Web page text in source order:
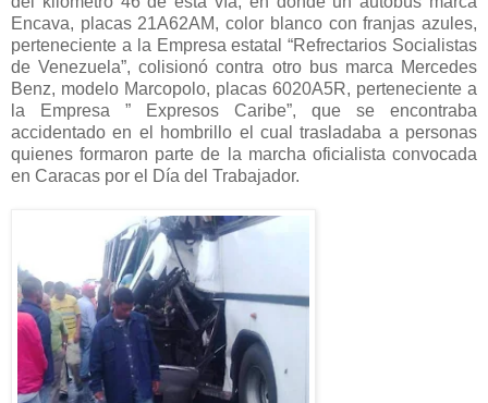
Encava, placas 21A62AM, color blanco con franjas azules,
perteneciente a la Empresa estatal “Refrectarios Socialistas
de Venezuela”, colisionó contra otro bus marca Mercedes
Benz, modelo Marcopolo, placas 6020A5R, perteneciente a
la Empresa ” Expresos Caribe”, que se encontraba
accidentado en el hombrillo el cual trasladaba a personas
quienes formaron parte de la marcha oficialista convocada
en Caracas por el Día del Trabajador.